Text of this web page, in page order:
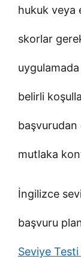
hukuk veya
skorlar
belirli
başvurudan
mutlaka
İngilizce
başvuru
Seviye